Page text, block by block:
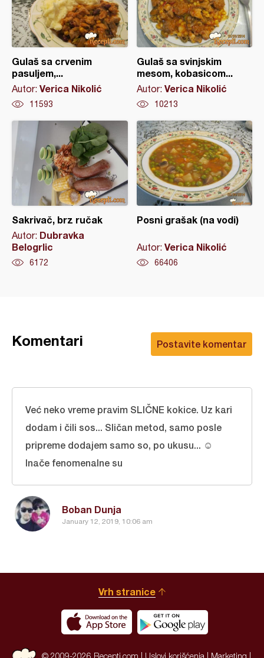
Gulaš sa crvenim
pasuljem,...
Autor: Verica Nikolić
11593
Gulaš sa svinjskim
mesom, kobasicom...
Autor: Verica Nikolić
10213
Sakrivač, brz ručak
Autor: Dubravka
Belogrlic
6172
Posni grašak (na vodi)
Autor: Verica Nikolić
66406
Postavite komentar
Komentari
Boban Dunja
January 12, 2019, 10:06 am
Već neko vreme pravim SLIČNE kokice. Uz kari
dodam i čili sos... Sličan metod, samo posle
pripreme dodajem samo so, po ukusu... ☺️
Inače fenomenalne su
Vrh stranice
© 2009-2026 Recepti.com | Uslovi korišćenja Marketing